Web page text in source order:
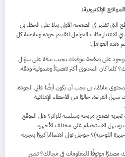
الإلكترونية:
التي تظهر في الصفحة الأولى بناءً على الحظ. بل
الاعتبار مئات العوامل لتقييم جودة وملاءمة كل
هذه العوامل:
على صفحة موقعك يجيب بدقة على سؤال
كان المحتوى أكثر تفصيلاً وشمولية ودقة،
ملائمًا، بل يجب أن يكون أيضًا عالي الجودة.
القراءة، خاليًا من الأخطاء الإملائية
تصفح مريحة وسلسة للزائر؟ هل الموقع
الاستخدام على مختلف الأجهزة
اللوحية)؟ جوجل تولي اهتمامًا كبيرًا بتجربة
مصدرًا موثوقًا للمعلومات في مجالك؟ تشير